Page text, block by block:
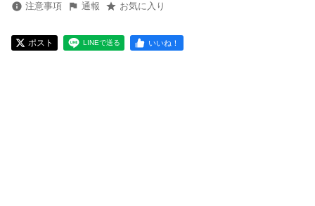
注意事項 通報 お気に入り
ポスト LINEで送る いいね！